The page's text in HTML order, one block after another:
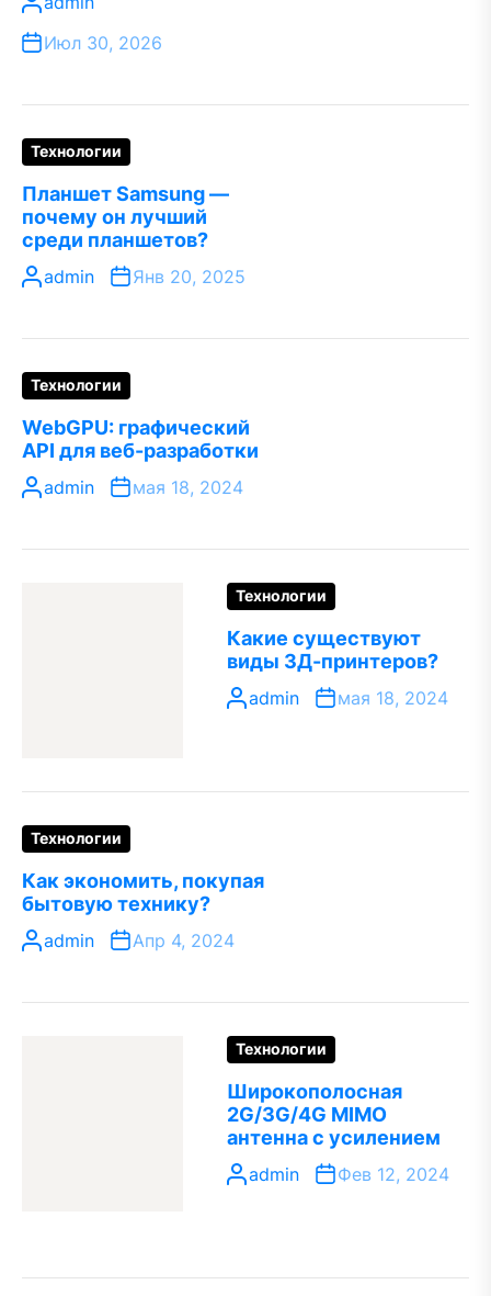
Июл 30, 2026
Технологии
Планшет Samsung —
почему он лучший
среди планшетов?
admin Янв 20, 2025
Технологии
WebGPU: графический
API для веб-разработки
admin мая 18, 2024
Технологии
Какие существуют
виды 3Д-принтеров?
admin мая 18, 2024
Технологии
Как экономить, покупая
бытовую технику?
admin Апр 4, 2024
Технологии
Широкополосная
2G/3G/4G MIMO
антенна с усилением
admin Фев 12, 2024